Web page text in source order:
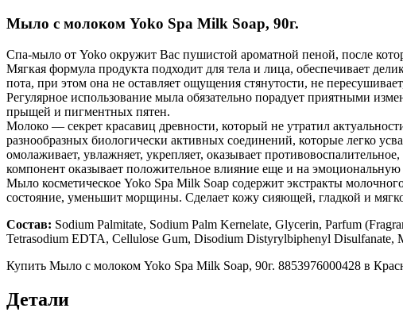
Мыло с молоком Yoko Spa Milk Soap, 90г.
Спа-мыло от Yoko окружит Вас пушистой ароматной пеной, после
Мягкая формула продукта подходит для тела и лица, обеспечивает
пота, при этом она не оставляет ощущения стянутости, не
Регулярное использование мыла обязательно порадует приятными
прыщей и пигментных пятен.
Молоко — секрет красавиц древности, который не утратил
разнообразных биологически активных соединений, которые легко
омолаживает, увлажняет, укрепляет, оказывает
компонент оказывает положительное влияние еще и на эмоциональную
Мыло косметическое Yoko Spa Milk Soap содержит экстракты
состояние, уменьшит морщины. Сделает кожу сияющей, гладкой и
Состав: Sodium Palmitate, Sodium Palm Kernelate, Glycerin, Parfum
Tetrasodium EDTA, Cellulose Gum, Disodium Distyrylbiphenyl Disulfanate,
Купить Мыло с молоком Yoko Spa Milk Soap, 90г. 8853976000428 в
Детали